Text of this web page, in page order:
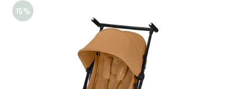
Leker og spill
Mamma & Pappa
Møbler & seng
Tilbehør